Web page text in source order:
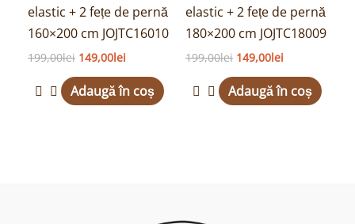
elastic + 2 fețe de pernă
160×200 cm JOJTC16010
199,00lei 149,00lei
Adaugă în coș
elastic + 2 fețe de pernă
180×200 cm JOJTC18009
199,00lei 149,00lei
Adaugă în coș